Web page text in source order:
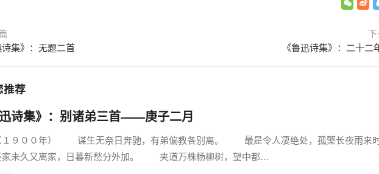
诗集》：无题二首
《鲁迅诗集》：二十二
推荐
迅诗集》：别诸弟三首——庚子二月
００年） 谋生无奈日奔驰，有弟偏教各别离。 最是令人凄绝处，孤檠长夜雨来时
久又离家，日暮新愁分外加。 夹道万株杨柳树，望中都…